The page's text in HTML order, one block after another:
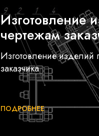
Изготовление
чертежам
Изготовление изделий
заказчика
ПОДРОБНЕЕ